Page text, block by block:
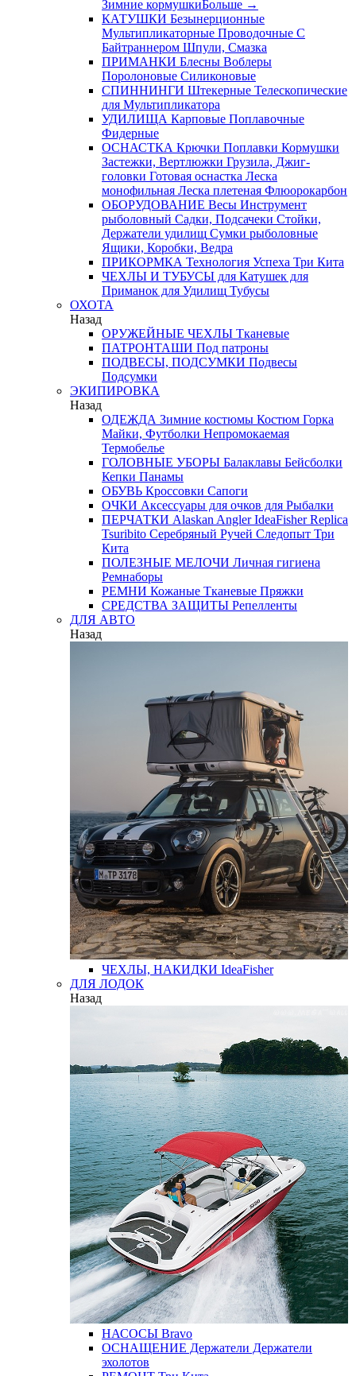
Зимние кормушкиБольше →
КАТУШКИ Безынерционные
Мультипликаторные Проводочные С
Байтраннером Шпули, Смазка
ПРИМАНКИ Блесны Воблеры
Поролоновые Силиконовые
СПИННИНГИ Штекерные Телескопические
для Мультипликатора
УДИЛИЩА Карповые Поплавочные
Фидерные
ОСНАСТКА Крючки Поплавки Кормушки
Застежки, Вертлюжки Грузила, Джиг-
головки Готовая оснастка Леска
монофильная Леска плетеная Флюорокарбон
ОБОРУДОВАНИЕ Весы Инструмент
рыболовный Садки, Подсачеки Стойки,
Держатели удилищ Сумки рыболовные
Ящики, Коробки, Ведра
ПРИКОРМКА Технология Успеха Три Кита
ЧЕХЛЫ И ТУБУСЫ для Катушек для
Приманок для Удилищ Тубусы
ОХОТА
Назад
ОРУЖЕЙНЫЕ ЧЕХЛЫ Тканевые
ПАТРОНТАШИ Под патроны
ПОДВЕСЫ, ПОДСУМКИ Подвесы
Подсумки
ЭКИПИРОВКА
Назад
ОДЕЖДА Зимние костюмы Костюм Горка
Майки, Футболки Непромокаемая
Термобелье
ГОЛОВНЫЕ УБОРЫ Балаклавы Бейсболки
Кепки Панамы
ОБУВЬ Кроссовки Сапоги
ОЧКИ Аксессуары для очков для Рыбалки
ПЕРЧАТКИ Alaskan AnglerIdeaFisherReplica
Tsuribito Серебряный Ручей Следопыт Три
Кита
ПОЛЕЗНЫЕ МЕЛОЧИ Личная гигиена
Ремнаборы
РЕМНИ Кожаные Тканевые Пряжки
СРЕДСТВА ЗАЩИТЫ Репелленты
ДЛЯ АВТО
Назад
ЧЕХЛЫ, НАКИДКИ IdeaFisher
ДЛЯ ЛОДОК
Назад
НАСОСЫ Bravo
ОСНАЩЕНИЕ Держатели Держатели
эхолотов